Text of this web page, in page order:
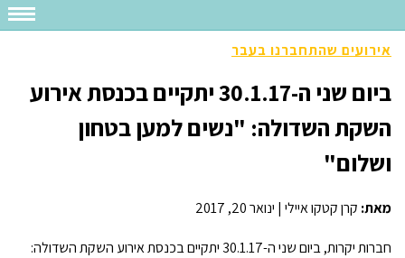
אירועים שהתחברנו בעבר
ביום שני ה-30.1.17 יתקיים בכנסת אירוע
השקת השדולה: "נשים למען בטחון
ושלום"
מאת: קרן קטקו איילי | ינואר 20, 2017
חברות יקרות, ביום שני ה-30.1.17 יתקיים בכנסת אירוע השקת השדולה: